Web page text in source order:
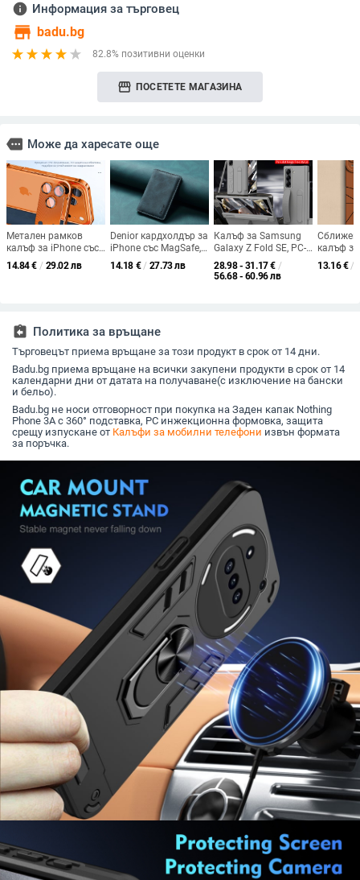
info Информация за търговец
store badu.bg
82.8% позитивни оценки
storefront ПОСЕТЕТЕ МАГАЗИНА
more Може да харесате още
Метален рамков
калъф за iPhone със
защитно фолио за
обектива; съвместим
антиотпечатъци;
14.84€ / 29.02 лв
Denior кардхолдър за
iPhone със MagSafe,
ръчно изработен от
имитационна кожа,
14.18 € / 27.73 лв
Калъф за Samsung
Galaxy Z Fold SE, PC-
инжекционно
формован,
28.98 - 31.17€ /
56.68 - 60.96 лв
калъф
телефон
TURBO4
13.16€ /
assignment_return Политика за връщане
Търговецът приема връщане за този продукт в срок от 14 дни.
Badu.bg приема връщане на всички закупени продукти в срок от 14
календарни дни от датата на получаване(с изключение на бански
и бельо).
Badu.bg не носи отговорност при покупка на Заден капак Nothing
Phone 3A с 360° подставка, PC инжекционна формовка, защита
срещу изпускане от Калъфи за мобилни телефони извън формата
за поръчка.